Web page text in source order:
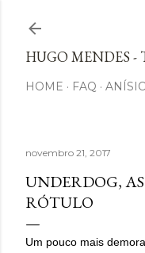
HUGO MENDES -
HOME FAQ
novembro 21, 2017
UNDERDOG,
RÓTULO
Um pouco mais